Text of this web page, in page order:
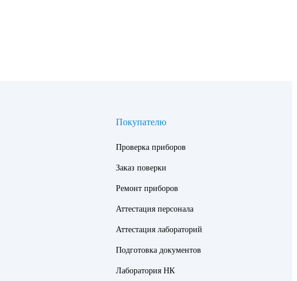
Покупателю
Проверка приборов
Заказ поверки
Ремонт приборов
Аттестация персонала
Аттестация лабораторий
Подготовка документов
Лаборатория НК